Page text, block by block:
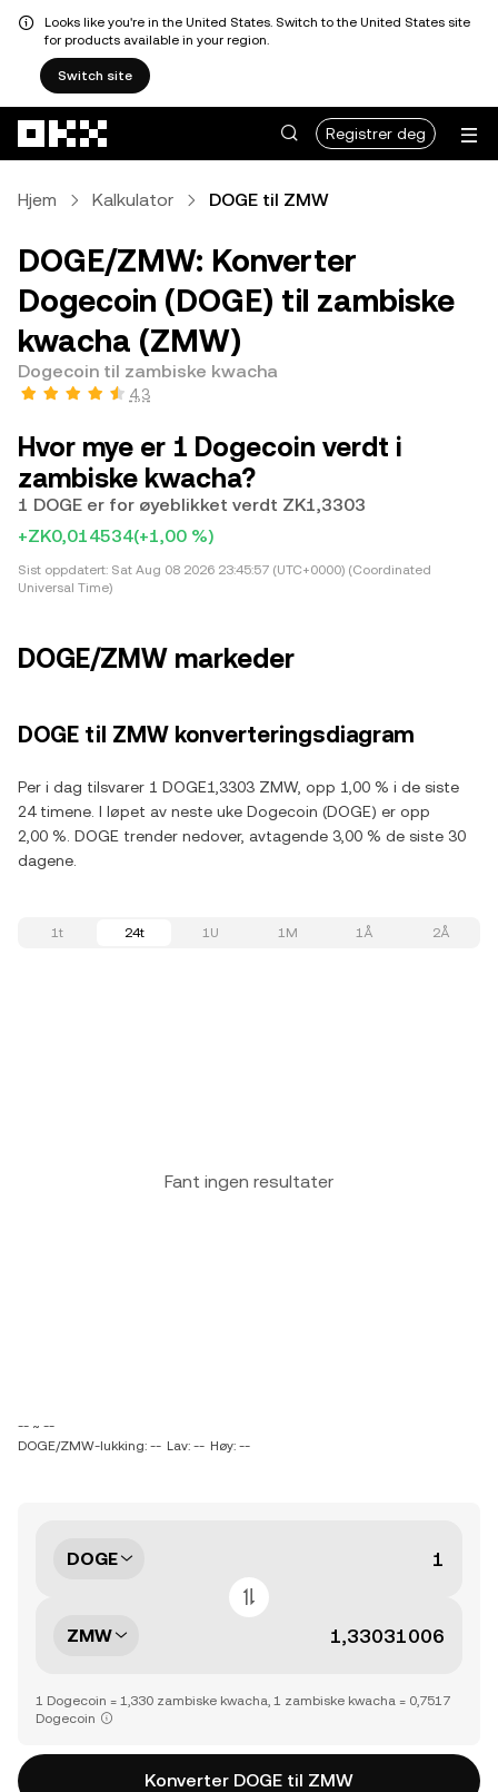
Looks like you're in the United States. Switch to the United States site
for products available in your region.
Switch site
Registrer deg
Hjem Kalkulator DOGE til ZMW
DOGE/ZMW: Konverter
Dogecoin (DOGE) til zambiske
kwacha (ZMW)
Dogecoin til zambiske kwacha
4,3
Hvor mye er 1 Dogecoin verdt i
zambiske kwacha?
1 DOGE er for øyeblikket verdt ZK1,3303
+ZK0,014534(+1,00 %)
Sist oppdatert: Sat Aug 08 2026 23:45:57 (UTC+0000) (Coordinated
Universal Time)
DOGE/ZMW markeder
DOGE til ZMW konverteringsdiagram
Per i dag tilsvarer 1 DOGE1,3303 ZMW, opp 1,00 % i de siste
24 timene. I løpet av neste uke Dogecoin (DOGE) er opp
2,00 %. DOGE trender nedover, avtagende 3,00 % de siste 30
dagene.
1t 24t 1U 1M 1Å 2Å
Fant ingen resultater
-- ~ --
DOGE/ZMW-lukking: -- Lav: -- Høy: --
DOGE
ZMW
1 Dogecoin = 1,330 zambiske kwacha, 1 zambiske kwacha = 0,7517
Dogecoin
Konverter DOGE til ZMW